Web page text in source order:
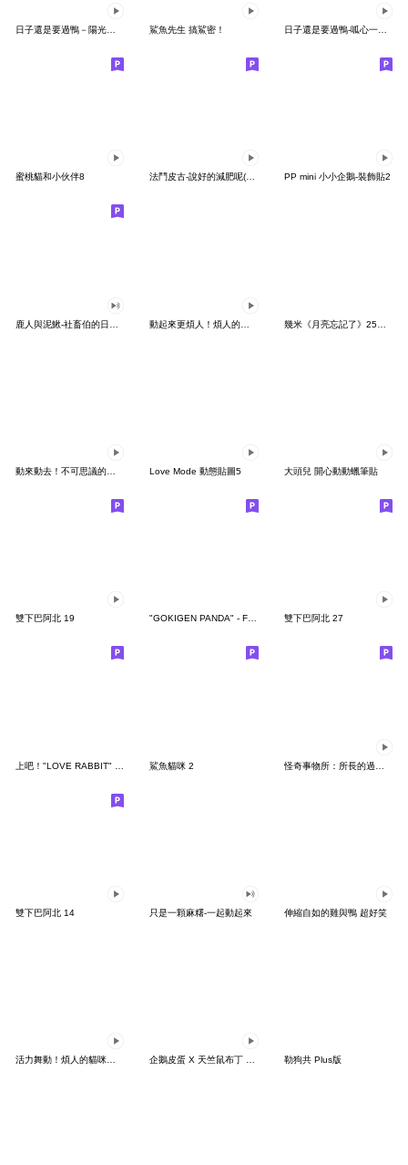
鯊魚先生 搞鯊密！ 日子還是要過鴨-呱心一下鴨
蜜桃貓和小伙伴8 法鬥皮古-說好的減肥呢(第15彈) PP mini 小小企鵝-裝飾貼2
幾米《月亮忘記了》25周年 x 晴天P莉
Love Mode 動態貼圖5 大頭兒 開心動動蠟筆貼
雙下巴阿北 19 "GOKIGEN PANDA" - Feeling / global 雙下巴阿北 27
鯊魚貓咪 2
雙下巴阿北 14 只是一顆麻糬-一起動起來 伸縮自如的雞與鴨 超好笑
活力舞動！煩人的貓咪★迷你版 2 企鵝皮蛋 X 天竺鼠布丁 有點厭世 勒狗共 Plus版